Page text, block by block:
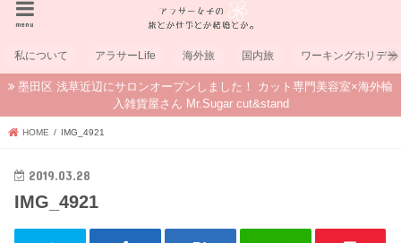
menu
私について アラサーLife 海外旅 国内旅 ワーキングホリデー
墨田区 浅草近辺にサロンオープンしました！ カット専門美容室×海外輸
入雑貨屋さん Mr.Sugar cut&stand
HOME IMG_4921
2019.03.28
IMG_4921